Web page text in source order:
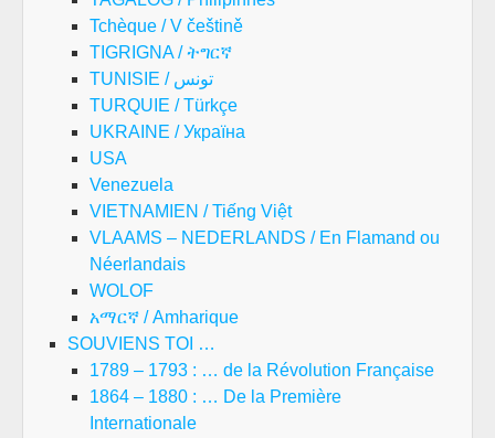
Tchèque / V češtině
TIGRIGNA / ትግርኛ
TUNISIE / تونس
TURQUIE / Türkçe
UKRAINE / Україна
USA
Venezuela
VIETNAMIEN / Tiếng Việt
VLAAMS – NEDERLANDS / En Flamand ou
Néerlandais
WOLOF
አማርኛ / Amharique
SOUVIENS TOI …
1789 – 1793 : … de la Révolution Française
1864 – 1880 : … De la Première
Internationale